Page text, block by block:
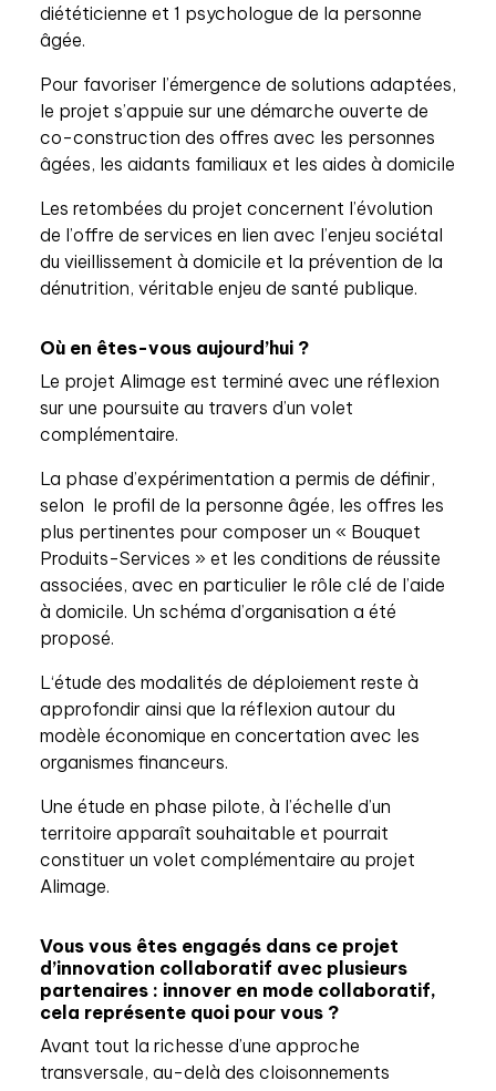
diététicienne et 1 psychologue de la personne
âgée.
Pour favoriser l’émergence de solutions adaptées,
le projet s’appuie sur une démarche ouverte de
co-construction des offres avec les personnes
âgées, les aidants familiaux et les aides à domicile
Les retombées du projet concernent l’évolution
de l’offre de services en lien avec l’enjeu sociétal
du vieillissement à domicile et la prévention de la
dénutrition, véritable enjeu de santé publique.
Où en êtes-vous aujourd’hui ?
Le projet Alimage est terminé avec une réflexion
sur une poursuite au travers d’un volet
complémentaire.
La phase d’expérimentation a permis de définir,
selon le profil de la personne âgée, les offres les
plus pertinentes pour composer un « Bouquet
Produits-Services » et les conditions de réussite
associées, avec en particulier le rôle clé de l’aide
à domicile. Un schéma d’organisation a été
proposé.
L‘étude des modalités de déploiement reste à
approfondir ainsi que la réflexion autour du
modèle économique en concertation avec les
organismes financeurs.
Une étude en phase pilote, à l’échelle d’un
territoire apparaît souhaitable et pourrait
constituer un volet complémentaire au projet
Alimage.
Vous vous êtes engagés dans ce projet
d’innovation collaboratif avec plusieurs
partenaires : innover en mode collaboratif,
cela représente quoi pour vous ?
Avant tout la richesse d’une approche
transversale, au-delà des cloisonnements